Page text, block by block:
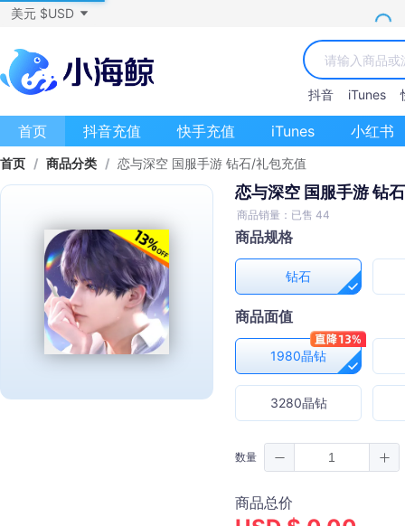
美元 $USD
抖音 iTunes
首页 抖音充值 快手充值 iTunes 小红书
首页 / 商品分类 / 恋与深空 国服手游 钻石/礼包充值
恋与深空 国服手游 钻
商品销量：已售 44
商品规格
钻石
商品面值
1980晶钻
3280晶钻
数量
商品总价